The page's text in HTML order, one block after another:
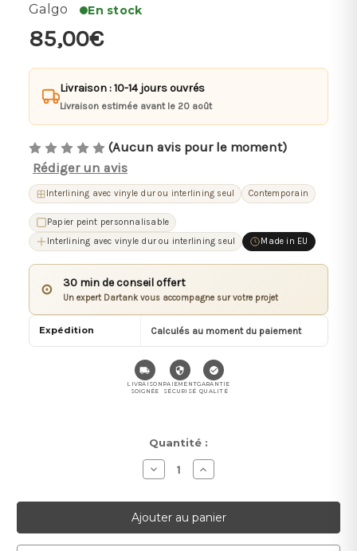
Galgo En stock
85,00€
Livraison : 10-14 jours ouvrés
Livraison estimée avant le 20 août
(Aucun avis pour le moment)
Rédiger un avis
Interlining avec vinyle dur ou interlining seul Contemporain
Papier peint personnalisable
Interlining avec vinyle dur ou interlining seul
Made in EU
⊙ 30 min de conseil offert
Un expert Dartank vous accompagne sur votre projet
Expédition Calculés au moment du paiement
LIVRAISON
SOIGNÉE
PAIEMENT
SÉCURISÉ
GARANTIE
QUALITÉ
Quantité :
Diminuer
la
pour
Galgo
Augmenter
la
pour
Galgo